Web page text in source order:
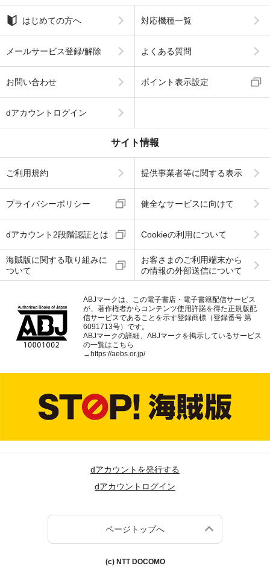
はじめての方へ 対応機種一覧
メールサービス登録/解除 よくある質問
お問い合わせ ポイント表示設定
dアカウントログイン
サイト情報
ご利用規約 提供事業者等に関する表示
プライバシーポリシー 健全なサービスに向けて
dアカウント2段階認証とは Cookieの利用について
海賊版に関する取り組みに
ついて
お客さまのご利用端末から
の情報の外部送信について
ABJマークは、この電子書店・電子書籍配信サービス
が、著作権者からコンテンツ使用許諾を得た正規版配
信サービスであることを示す登録商標（登録番号 第
6091713号）です。
ABJマークの詳細、ABJマークを掲示しているサービス
の一覧はこちら
→https://aebs.or.jp/
dアカウントを発行する
dアカウントログイン
ページトップへ
(c) NTT DOCOMO